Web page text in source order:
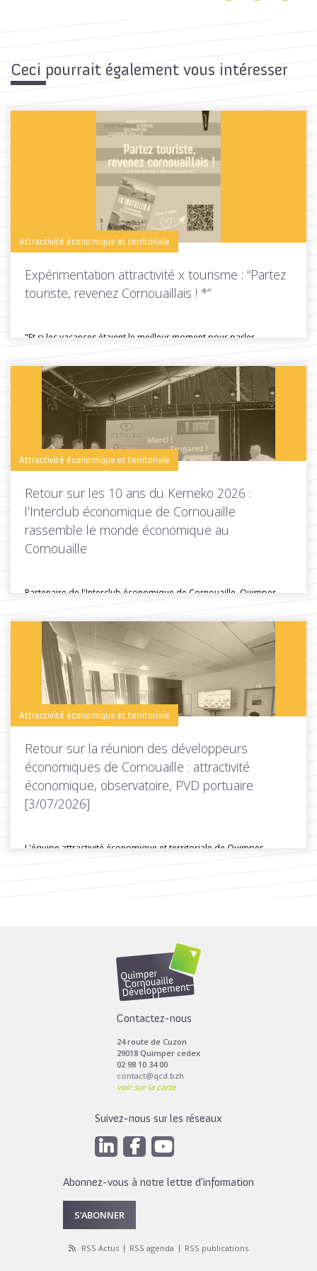
Ceci pourrait également vous intéresser
Attractivité économique et territoriale
Expérimentation attractivité x tourisme : “Partez
touriste, revenez Cornouaillais ! *”
"Et si les vacances étaient le meilleur moment pour parler
Toutes les actus de cette rubrique LIRE LA SUITE
Attractivité économique et territoriale
Retour sur les 10 ans du Kerneko 2026 :
l’Interclub économique de Cornouaille
rassemble le monde économique au
Cornouaille
Partenaire de l'Interclub économique de Cornouaille, Quimper
Toutes les actus de cette rubrique LIRE LA SUITE
Attractivité économique et territoriale
Retour sur la réunion des développeurs
économiques de Cornouaille : attractivité
économique, observatoire, PVD portuaire
[3/07/2026]
L'équipe attractivité économique et territoriale de Quimper
Contactez-nous
24 route de Cuzon
29018 Quimper cedex
02 98 10 34 00
contact@qcd.bzh
voir sur la carte
Suivez-nous sur les réseaux
Abonnez-vous à notre lettre d’information
S’ABONNER
RSS Actus RSS agenda RSS publications